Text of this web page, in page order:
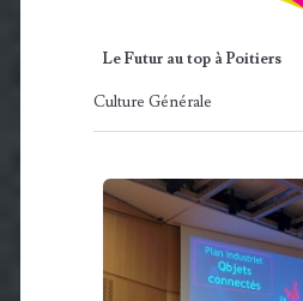
Le Futur au top à Poitiers
Culture Générale